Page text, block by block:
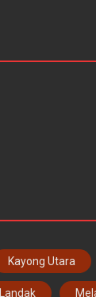
Kayong Utara
Landak